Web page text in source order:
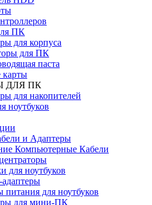
ПК
для корпуса
для ПК
паста
карты
ДЛЯ ПК
для накопителей
ноутбуков
и Адаптеры
Компьютерные Кабели
для ноутбуков
питания для ноутбуков
для мини-ПК